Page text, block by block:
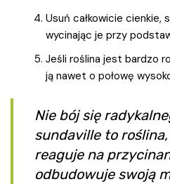
Usuń całkowicie cienkie,
wycinając je przy
Jeśli roślina jest bardzo
ją nawet o połowę
Nie bój się
sundaville to
reaguje na
odbudowuje swoją